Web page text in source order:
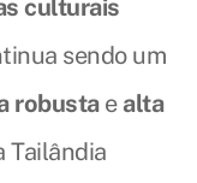
culturais
sendo um
robustae alta
Tailândia